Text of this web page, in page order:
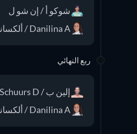
شوكو أ / إن شو ل
Danilina A / ألكساندرا ك
ربع النهائي
إلين ب / Schuurs D
Danilina A / ألكساندرا ك